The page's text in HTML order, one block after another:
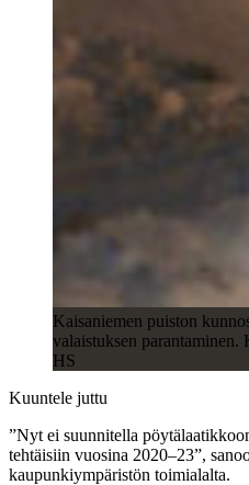
Kaisaniemen puiston
valaistuksen
HS
Kuuntele juttu
”Nyt ei suunnitella
tehtäisiin vuosina 2020–23”,
kaupunkiympäristön toimialalta.